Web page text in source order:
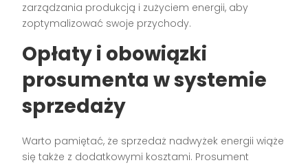
zarządzania produkcją i zużyciem energii, aby
zoptymalizować swoje przychody.
Opłaty i obowiązki
prosumenta w systemie
sprzedaży
Warto pamiętać, że sprzedaż nadwyżek energii wiąże
się także z dodatkowymi kosztami. Prosument